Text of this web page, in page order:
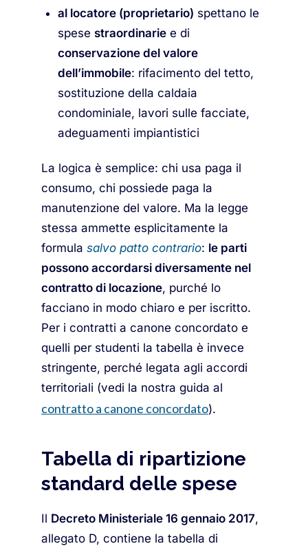
al locatore (proprietario) spettano le
spese straordinarie e di
conservazione del valore
dell’immobile: rifacimento del tetto,
sostituzione della caldaia
condominiale, lavori sulle facciate,
adeguamenti impiantistici
La logica è semplice: chi usa paga il
consumo, chi possiede paga la
manutenzione del valore. Ma la legge
stessa ammette esplicitamente la
formula salvo patto contrario: le parti
possono accordarsi diversamente nel
contratto di locazione, purché lo
facciano in modo chiaro e per iscritto.
Per i contratti a canone concordato e
quelli per studenti la tabella è invece
stringente, perché legata agli accordi
territoriali (vedi la nostra guida al
contratto a canone concordato).
Tabella di ripartizione
standard delle spese
Il Decreto Ministeriale 16 gennaio 2017,
allegato D, contiene la tabella di